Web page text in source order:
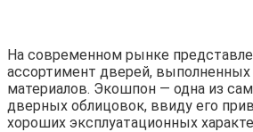
На современном рынке
ассортимент дверей, выполненных
материалов. Экошпон — одна из
дверных облицовок, ввиду его
хороших эксплуатационных